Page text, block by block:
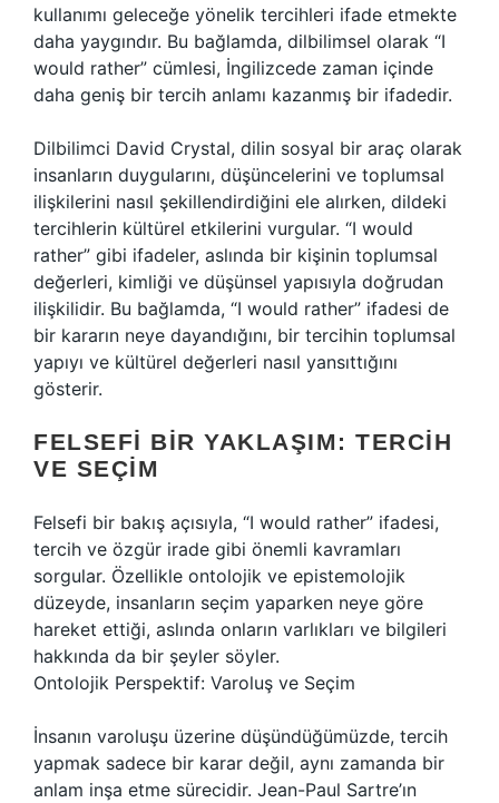
kullanımı geleceğe yönelik tercihleri ifade etmekte
daha yaygındır. Bu bağlamda, dilbilimsel olarak “I
would rather” cümlesi, İngilizcede zaman içinde
daha geniş bir tercih anlamı kazanmış bir ifadedir.
Dilbilimci David Crystal, dilin sosyal bir araç olarak
insanların duygularını, düşüncelerini ve toplumsal
ilişkilerini nasıl şekillendirdiğini ele alırken, dildeki
tercihlerin kültürel etkilerini vurgular. “I would
rather” gibi ifadeler, aslında bir kişinin toplumsal
değerleri, kimliği ve düşünsel yapısıyla doğrudan
ilişkilidir. Bu bağlamda, “I would rather” ifadesi de
bir kararın neye dayandığını, bir tercihin toplumsal
yapıyı ve kültürel değerleri nasıl yansıttığını
gösterir.
FELSEFI BIR YAKLAŞIM: TERCIH
VE SEÇIM
Felsefi bir bakış açısıyla, “I would rather” ifadesi,
tercih ve özgür irade gibi önemli kavramları
sorgular. Özellikle ontolojik ve epistemolojik
düzeyde, insanların seçim yaparken neye göre
hareket ettiği, aslında onların varlıkları ve bilgileri
hakkında da bir şeyler söyler.
Ontolojik Perspektif: Varoluş ve Seçim
İnsanın varoluşu üzerine düşündüğümüzde, tercih
yapmak sadece bir karar değil, aynı zamanda bir
anlam inşa etme sürecidir. Jean-Paul Sartre’ın